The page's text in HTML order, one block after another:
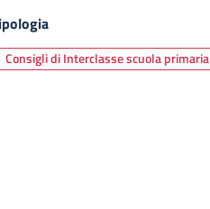
Consigli di Interclasse scuola primaria